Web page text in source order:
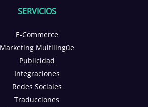
SERVICIOS
E-Commerce
Marketing Multilingüe
Publicidad
Integraciones
Redes Sociales
Traducciones